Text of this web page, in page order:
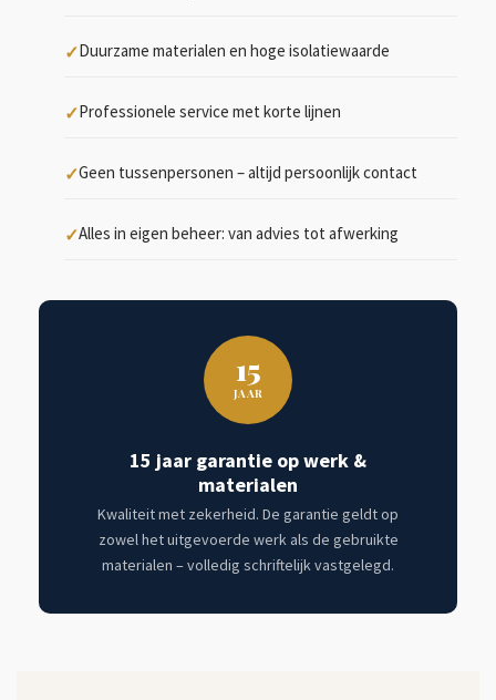
Duurzame materialen en hoge isolatiewaarde
Professionele service met korte lijnen
Geen tussenpersonen – altijd persoonlijk contact
Alles in eigen beheer: van advies tot afwerking
15
JAAR
15 jaar garantie op werk &
materialen
Kwaliteit met zekerheid. De garantie geldt op
zowel het uitgevoerde werk als de gebruikte
materialen – volledig schriftelijk vastgelegd.